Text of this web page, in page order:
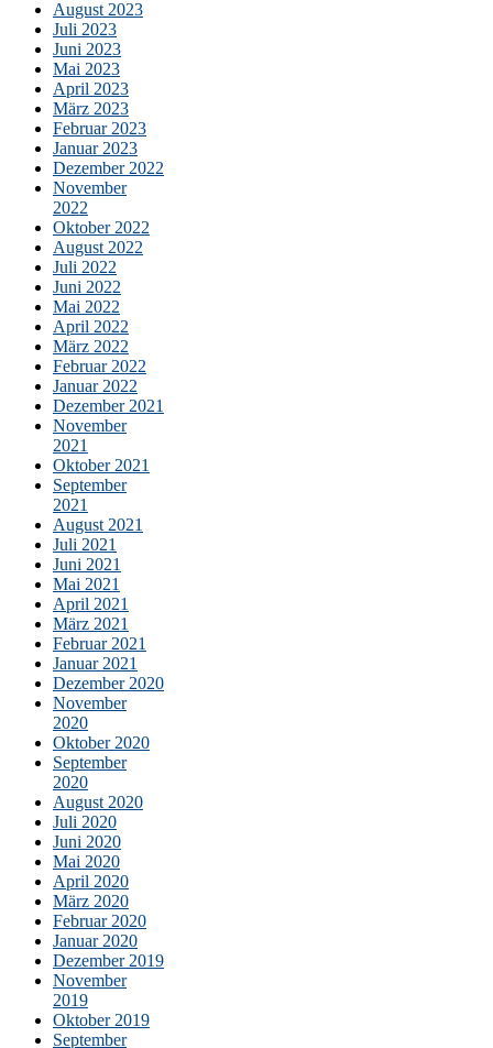
August 2023
Juli 2023
Juni 2023
Mai 2023
April 2023
März 2023
Februar 2023
Januar 2023
Dezember 2022
November
2022
Oktober 2022
August 2022
Juli 2022
Juni 2022
Mai 2022
April 2022
März 2022
Februar 2022
Januar 2022
Dezember 2021
November
2021
Oktober 2021
September
2021
August 2021
Juli 2021
Juni 2021
Mai 2021
April 2021
März 2021
Februar 2021
Januar 2021
Dezember 2020
November
2020
Oktober 2020
September
2020
August 2020
Juli 2020
Juni 2020
Mai 2020
April 2020
März 2020
Februar 2020
Januar 2020
Dezember 2019
November
2019
Oktober 2019
September